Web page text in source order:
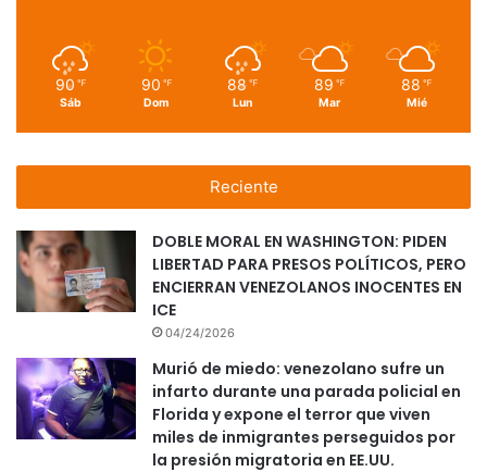
90 ℉
Sáb
90 ℉
Dom
88 ℉
Lun
89 ℉
Mar
88 ℉
Mié
Reciente
DOBLE MORAL EN WASHINGTON: PIDEN
LIBERTAD PARA PRESOS POLÍTICOS, PERO
ENCIERRAN VENEZOLANOS INOCENTES EN
ICE
04/24/2026
Murió de miedo: venezolano sufre un
infarto durante una parada policial en
Florida y expone el terror que viven
miles de inmigrantes perseguidos por
la presión migratoria en EE.UU.